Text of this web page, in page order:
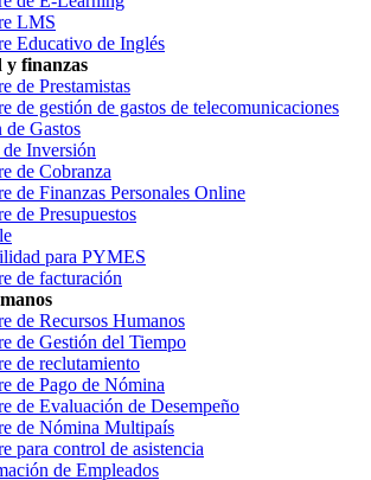
LMS
Educativo de Inglés
finanzas
de Prestamistas
de gestión de gastos de telecomunicaciones
de Gastos
Inversión
de Cobranza
de Finanzas Personales Online
de Presupuestos
para PYMES
de facturación
de Recursos Humanos
de Gestión del Tiempo
de reclutamiento
de Pago de Nómina
de Evaluación de Desempeño
de Nómina Multipaís
para control de asistencia
de Empleados